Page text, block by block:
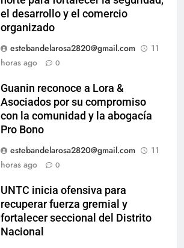
el desarrollo y el comercio
organizado
estebandelarosa2820@gmail.com
11
horas ago
0
Guanin reconoce a Lora &
Asociados por su compromiso
con la comunidad y la abogacía
Pro Bono
estebandelarosa2820@gmail.com
11
horas ago
0
UNTC inicia ofensiva para
recuperar fuerza gremial y
fortalecer seccional del Distrito
Nacional